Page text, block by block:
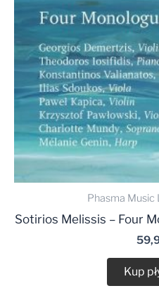
Phasma Music
Sotirios Melissis – Four
Kup